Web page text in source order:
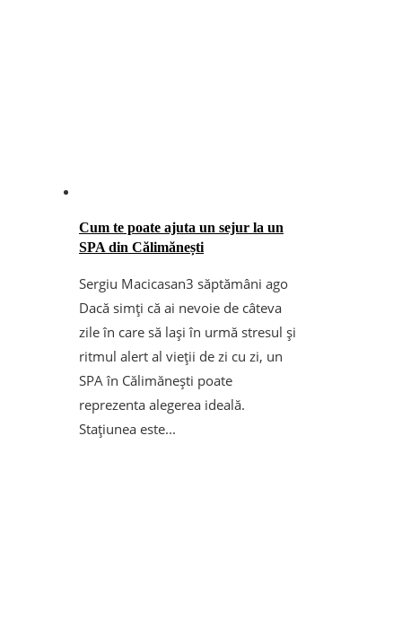
Cum te poate ajuta un sejur la un
SPA din Călimănești
Sergiu Macicasan3 săptămâni ago
Dacă simți că ai nevoie de câteva
zile în care să lași în urmă stresul și
ritmul alert al vieții de zi cu zi, un
SPA în Călimănești poate
reprezenta alegerea ideală.
Stațiunea este...